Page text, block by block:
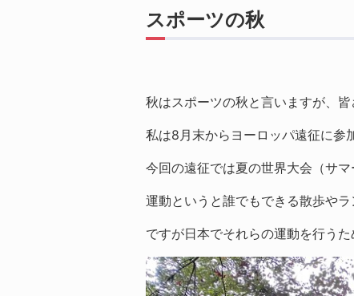
スポーツの秋
秋はスポーツの秋と言いますが、
私は8月末からヨーロッパ遠征に参
今回の遠征では夏の世界大会（サ
運動というと誰でもできる散歩や
ですが日本でそれらの運動を行う